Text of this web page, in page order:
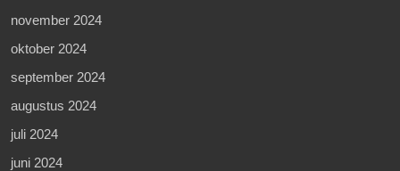
november 2024
oktober 2024
september 2024
augustus 2024
juli 2024
juni 2024